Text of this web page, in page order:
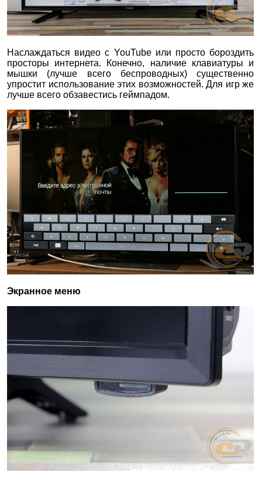
Наслаждаться видео с YouTube или просто бороздить
просторы интернета. Конечно, наличие клавиатуры и
мышки (лучше всего беспроводных) существенно
упростит использование этих возможностей. Для игр же
лучше всего обзавестись геймпадом.
Экранное меню